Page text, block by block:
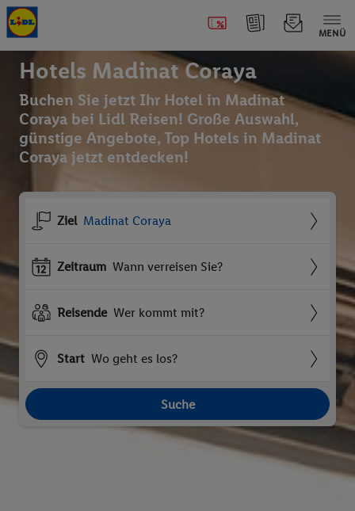
MENÜ
Hotels Madinat Coraya
Buchen Sie jetzt Ihr Hotel in Madinat
Coraya bei Lidl Reisen! Große Auswahl,
günstige Angebote, Top Hotels in Madinat
Coraya jetzt entdecken!
Ziel Madinat Coraya
Zeitraum Wann verreisen Sie?
Reisende Wer kommt mit?
Start Wo geht es los?
Suche